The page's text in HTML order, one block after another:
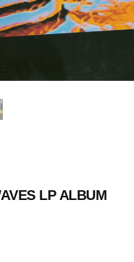
LP ALBUM